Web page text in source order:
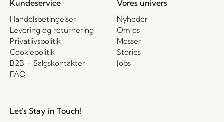
Kundeservice
Handelsbetingelser
Levering og returnering
Privatlivspolitik
Cookiepolitik
B2B – Salgskontakter
FAQ
Vores univers
Nyheder
Om os
Messer
Stories
Jobs
Let's Stay in Touch!